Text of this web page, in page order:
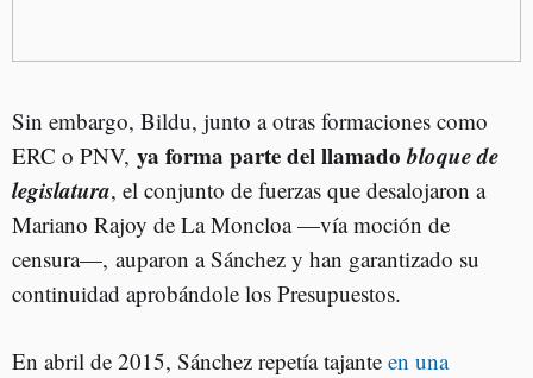
Sin embargo, Bildu, junto a otras formaciones como
ERC o PNV, ya forma parte del llamadobloque de
legislatura, el conjunto de fuerzas que desalojaron a
Mariano Rajoy de La Moncloa—vía moción de
censura—, auparon a Sánchez y han garantizado su
continuidad aprobándole los Presupuestos.
En abril de 2015, Sánchez repetía tajante en una